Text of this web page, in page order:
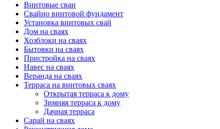
Винтовые сваи
Свайно винтовой фундамент
Установка винтовых свай
Дом на сваях
Хозблоки на сваях
Бытовки на сваях
Пристройка на сваях
Навес на сваях
Веранда на сваях
Терраса на винтовых сваях
Открытая терраса к дому
Зимняя терраса к дому
Дачная терраса
Cарай на сваях